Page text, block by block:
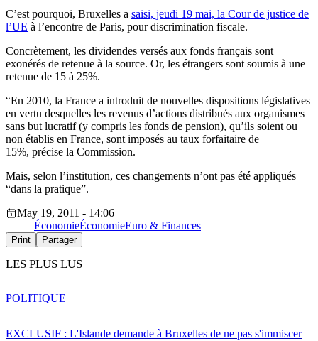
C’est pourquoi, Bruxelles a saisi, jeudi 19 mai, la Cour de justice de
l’UE à l’encontre de Paris, pour discrimination fiscale.
Concrètement, les dividendes versés aux fonds français sont
exonérés de retenue à la source. Or, les étrangers sont soumis à une
retenue de 15 à 25%.
“En 2010, la France a introduit de nouvelles dispositions législatives
en vertu desquelles les revenus d’actions distribués aux organismes
sans but lucratif (y compris les fonds de pension), qu’ils soient ou
non établis en France, sont imposés au taux forfaitaire de
15%, précise la Commission.
Mais, selon l’institution, ces changements n’ont pas été appliqués
“dans la pratique”.
May 19, 2011 - 14:06
ÉconomieÉconomieEuro & Finances
Print Partager
LES PLUS LUS
EXCLUSIF : L'Islande demande à Bruxelles de ne pas s'immiscer
POLITIQUE